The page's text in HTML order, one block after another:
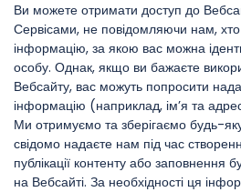
Ви можете отримати доступ до
Сервісами, не повідомляючи нам,
інформацію, за якою вас можна
особу. Однак, якщо ви бажаєте
Вебсайту, вас можуть попросити
інформацію (наприклад, ім’я та
Ми отримуємо та зберігаємо будь-
свідомо надаєте нам під час
публікації контенту або
на Вебсайті. За необхідності ця